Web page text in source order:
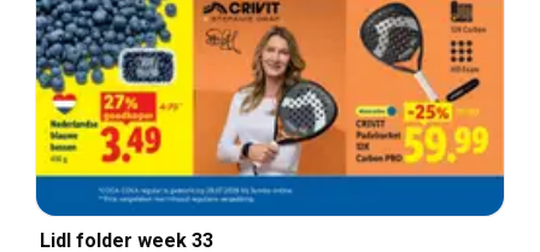
Lidl folder week 33